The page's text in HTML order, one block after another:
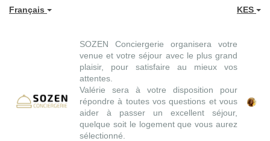
Français KES
SOZEN Conciergerie organisera votre
venue et votre séjour avec le plus grand
plaisir, pour satisfaire au mieux vos
attentes.
Valérie sera à votre disposition pour
répondre à toutes vos questions et vous
aider à passer un excellent séjour,
quelque soit le logement que vous aurez
sélectionné.